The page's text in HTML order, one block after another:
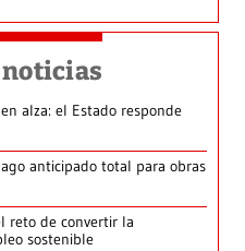
alza: el Estado responde
anticipado total para obras
reto de convertir la
sostenible